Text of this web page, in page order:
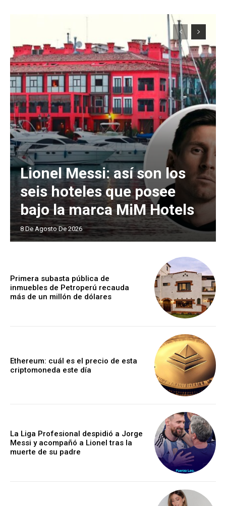
Lionel Messi: así son los
seis hoteles que posee
bajo la marca MiM Hotels
8 De Agosto De 2026
Primera subasta pública de
inmuebles de Petroperú recauda
más de un millón de dólares
Ethereum: cuál es el precio de esta
criptomoneda este día
La Liga Profesional despidió a Jorge
Messi y acompañó a Lionel tras la
muerte de su padre